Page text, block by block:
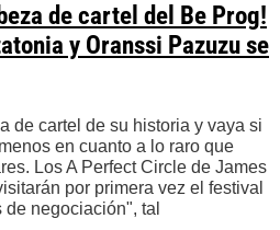
de cartel del Be Prog!
y Oranssi Pazuzu se
de cartel de su historia y vaya si
en cuanto a lo raro que
Los A Perfect Circle de James
por primera vez el festival
negociación", tal